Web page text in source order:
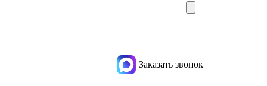
Заказать звонок